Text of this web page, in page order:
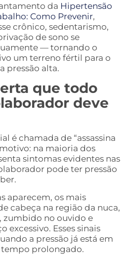
da Hipertensão
Como Prevenir,
crônico, sedentarismo,
de sono se
— tornando o
um terreno fértil para o
pressão alta.
que todo
deve
é chamada de “assassina
na maioria dos
sintomas evidentes nas
pode ter pressão
aparecem, os mais
cabeça na região da nuca,
zumbido no ouvido e
excessivo. Esses sinais
a pressão já está em
tempo prolongado.